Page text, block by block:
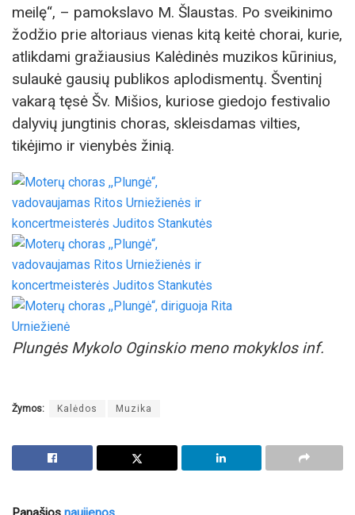
meilę“, – pamokslavo M. Šlaustas. Po sveikinimo
žodžio prie altoriaus vienas kitą keitė chorai, kurie,
atlikdami gražiausius Kalėdinės muzikos kūrinius,
sulaukė gausių publikos aplodismentų. Šventinį
vakarą tęsė Šv. Mišios, kuriose giedojo festivalio
dalyvių jungtinis choras, skleisdamas vilties,
tikėjimo ir vienybės žinią.
Plungės Mykolo Oginskio meno mokyklos inf.
Žymos: Kalėdos Muzika